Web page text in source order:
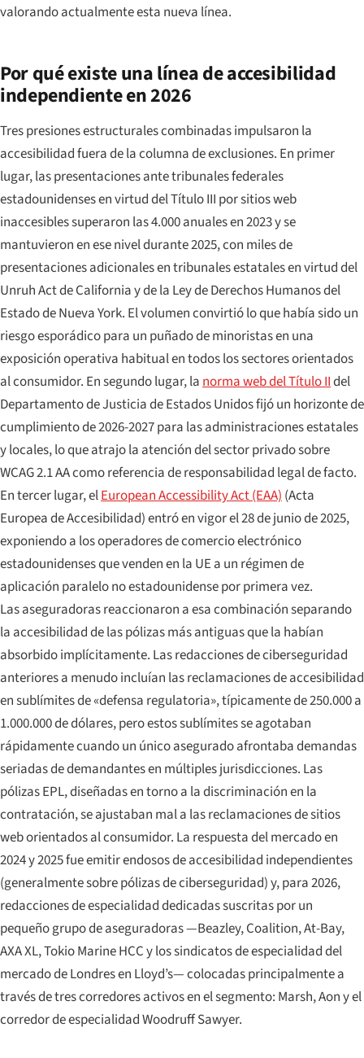
valorando actualmente esta nueva línea.
Por qué existe una línea de accesibilidad
independiente en 2026
Tres presiones estructurales combinadas impulsaron la
accesibilidad fuera de la columna de exclusiones. En primer
lugar, las presentaciones ante tribunales federales
estadounidenses en virtud del Título III por sitios web
inaccesibles superaron las 4.000 anuales en 2023 y se
mantuvieron en ese nivel durante 2025, con miles de
presentaciones adicionales en tribunales estatales en virtud del
Unruh Act de California y de la Ley de Derechos Humanos del
Estado de Nueva York. El volumen convirtió lo que había sido un
riesgo esporádico para un puñado de minoristas en una
exposición operativa habitual en todos los sectores orientados
al consumidor. En segundo lugar, la norma web del Título IIdel
Departamento de Justicia de Estados Unidos fijó un horizonte de
cumplimiento de 2026-2027 para las administraciones estatales
y locales, lo que atrajo la atención del sector privado sobre
WCAG 2.1 AA como referencia de responsabilidad legal de facto.
En tercer lugar, elEuropean Accessibility Act (EAA) (Acta
Europea de Accesibilidad) entró en vigor el 28 de junio de 2025,
exponiendo a los operadores de comercio electrónico
estadounidenses que venden en la UE a un régimen de
aplicación paralelo no estadounidense por primera vez.
Las aseguradoras reaccionaron a esa combinación separando
la accesibilidad de las pólizas más antiguas que la habían
absorbido implícitamente. Las redacciones de ciberseguridad
anteriores a menudo incluían las reclamaciones de accesibilidad
en sublímites de «defensa regulatoria», típicamente de 250.000 a
1.000.000 de dólares, pero estos sublímites se agotaban
rápidamente cuando un único asegurado afrontaba demandas
seriadas de demandantes en múltiples jurisdicciones. Las
pólizas EPL, diseñadas en torno a la discriminación en la
contratación, se ajustaban mal a las reclamaciones de sitios
web orientados al consumidor. La respuesta del mercado en
2024 y 2025 fue emitir endosos de accesibilidad independientes
(generalmente sobre pólizas de ciberseguridad) y, para 2026,
redacciones de especialidad dedicadas suscritas por un
pequeño grupo de aseguradoras —Beazley, Coalition, At-Bay,
AXA XL, Tokio Marine HCC y los sindicatos de especialidad del
mercado de Londres en Lloyd’s— colocadas principalmente a
través de tres corredores activos en el segmento: Marsh, Aon y el
corredor de especialidad Woodruff Sawyer.